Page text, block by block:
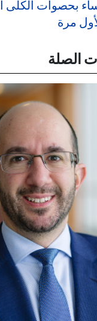
بحصوات الكلى
مرة
الصلة